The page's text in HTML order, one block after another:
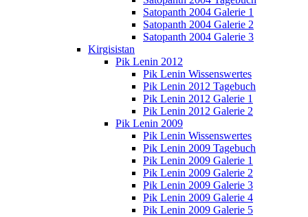
Satopanth 2004 Galerie 1
Satopanth 2004 Galerie 2
Satopanth 2004 Galerie 3
Kirgisistan
Pik Lenin 2012
Pik Lenin Wissenswertes
Pik Lenin 2012 Tagebuch
Pik Lenin 2012 Galerie 1
Pik Lenin 2012 Galerie 2
Pik Lenin 2009
Pik Lenin Wissenswertes
Pik Lenin 2009 Tagebuch
Pik Lenin 2009 Galerie 1
Pik Lenin 2009 Galerie 2
Pik Lenin 2009 Galerie 3
Pik Lenin 2009 Galerie 4
Pik Lenin 2009 Galerie 5